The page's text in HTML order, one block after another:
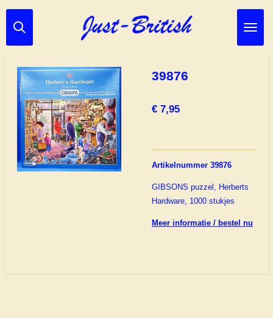
Ga
direct
hoofdinhoud
39876
€ 7,95
Artikelnummer 39876
GIBSONS puzzel, Herberts
Hardware, 1000 stukjes
Meer informatie / bestel nu